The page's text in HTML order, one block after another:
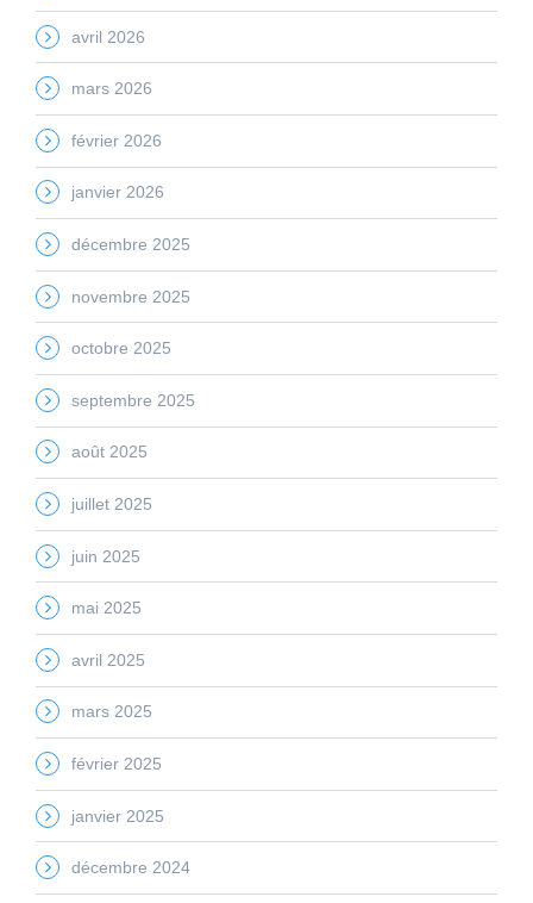
avril 2026
mars 2026
février 2026
janvier 2026
décembre 2025
novembre 2025
octobre 2025
septembre 2025
août 2025
juillet 2025
juin 2025
mai 2025
avril 2025
mars 2025
février 2025
janvier 2025
décembre 2024